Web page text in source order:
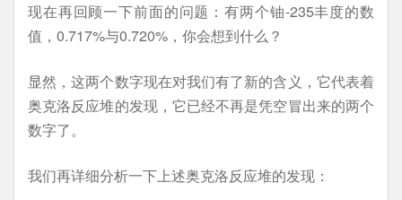
现在再回顾一下前面的问题：有两个铀-235丰度的数
值，0.717%与0.720%，你会想到什么？
显然，这两个数字现在对我们有了新的含义，它代表着
奥克洛反应堆的发现，它已经不再是凭空冒出来的两个
数字了。
我们再详细分析一下上述奥克洛反应堆的发现：